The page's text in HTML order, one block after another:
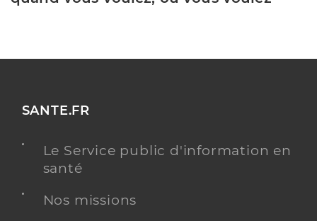
SANTE.FR
Le Service public d'information en
santé
Nos missions